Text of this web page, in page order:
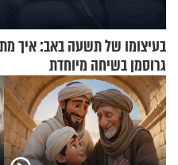
בעיצומו של תשעה באב: איך
גרוסמן בשיחה מיוחדת